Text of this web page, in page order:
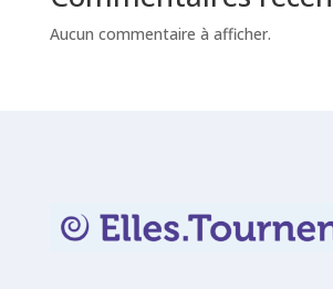
Aucun commentaire à afficher.